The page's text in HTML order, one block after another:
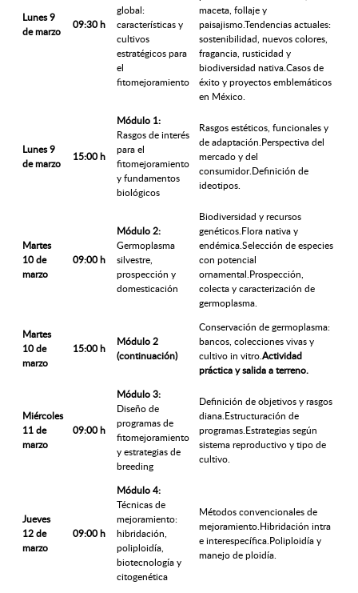
Lunes 9
de marzo
09:30 h
global:
características y
cultivos
estratégicos para
el
fitomejoramiento
maceta, follaje y
paisajismo.Tendencias actuales:
sostenibilidad, nuevos colores,
fragancia, rusticidad y
biodiversidad nativa.Casos de
éxito y proyectos emblemáticos
en México.
Lunes 9
de marzo
15:00 h
Módulo 1:
Rasgos de interés
para el
fitomejoramiento
y fundamentos
biológicos
Rasgos estéticos, funcionales y
de adaptación.Perspectiva del
mercado y del
consumidor.Definición de
ideotipos.
Martes
10 de
marzo
09:00 h
Módulo 2:
Germoplasma
silvestre,
prospección y
domesticación
Biodiversidad y recursos
genéticos.Flora nativa y
endémica.Selección de especies
con potencial
ornamental.Prospección,
colecta y caracterización de
germoplasma.
Martes
10 de
marzo
15:00 h
Módulo 2
(continuación)
Conservación de germoplasma:
bancos, colecciones vivas y
cultivo in vitro.Actividad
práctica y salida a terreno.
Miércoles
11 de
marzo
09:00 h
Módulo 3:
Diseño de
programas de
fitomejoramiento
y estrategias de
breeding
Definición de objetivos y rasgos
diana.Estructuración de
programas.Estrategias según
sistema reproductivo y tipo de
cultivo.
Jueves
12 de
marzo
09:00 h
Módulo 4:
Técnicas de
mejoramiento:
hibridación,
poliploidía,
biotecnología y
citogenética
Métodos convencionales de
mejoramiento.Hibridación intra
e interespecífica.Poliploidía y
manejo de ploidía.